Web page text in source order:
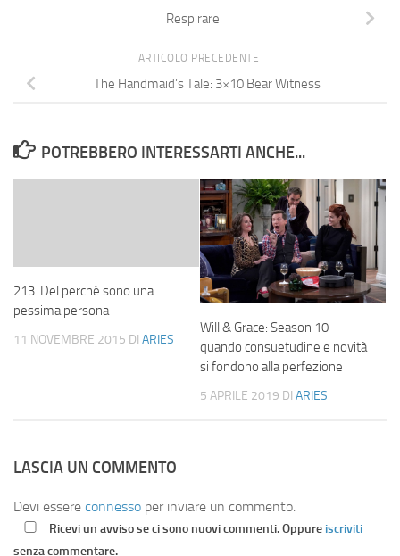
Respirare
ARTICOLO PRECEDENTE
The Handmaid’s Tale: 3×10 Bear Witness
POTREBBERO INTERESSARTI ANCHE...
213. Del perché sono una
pessima persona
11 NOVEMBRE 2015 DI ARIES
Will & Grace: Season 10 –
quando consuetudine e novità
si fondono alla perfezione
5 APRILE 2019 DI ARIES
LASCIA UN COMMENTO
Devi essere connesso per inviare un commento.
Ricevi un avviso se ci sono nuovi commenti. Oppure iscriviti
senza commentare.